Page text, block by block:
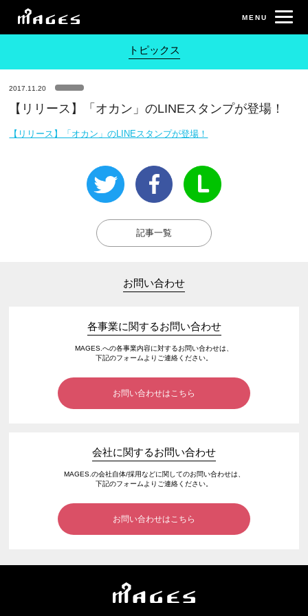
トピックス
2017.11.20
【リリース】「オカン」のLINEスタンプが登場！
【リリース】「オカン」のLINEスタンプが登場！
記事一覧
お問い合わせ
各事業に関するお問い合わせ
MAGES.への各事業内容に対するお問い合わせは、
下記のフォームよりご連絡ください。
お問い合わせはこちら
会社に関するお問い合わせ
MAGES.の会社自体/採用などに関してのお問い合わせは、
下記のフォームよりご連絡ください。
お問い合わせはこちら